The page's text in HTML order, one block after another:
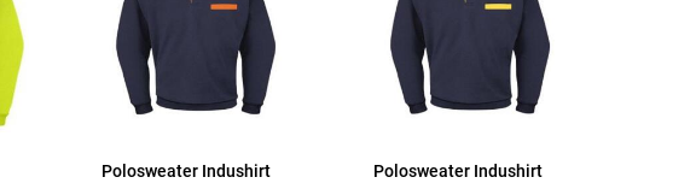
Polosweater Indushirt
Polosweater Indushirt